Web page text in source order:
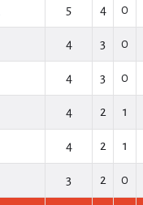
5 4 0
4 3 0
4 3 0
4 2 1
4 2 1
3 2 0